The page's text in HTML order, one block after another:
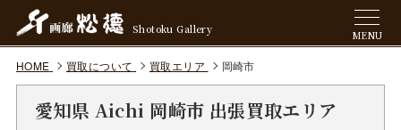
Shotoku Gallery MENU
HOME 買取について 買取エリア 岡崎市
愛知県 Aichi 岡崎市 出張買取エリア